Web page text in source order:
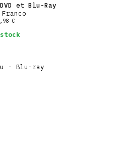
et Blu-Ray
€